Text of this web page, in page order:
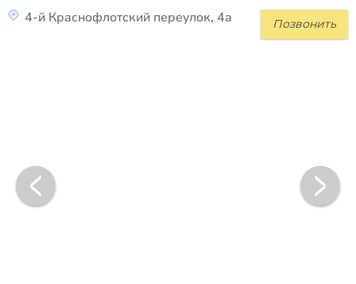
Позвонить
4-й Краснофлотский переулок, 4а